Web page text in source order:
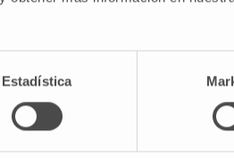
Estadística
d’une affection très fréquente